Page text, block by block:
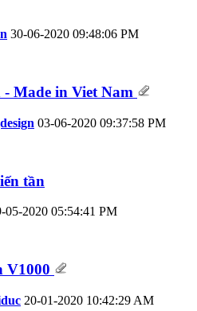
30-06-2020 09:48:06 PM
- Made in Viet Nam
03-06-2020 09:37:58 PM
tần
05-2020 05:54:41 PM
V1000
20-01-2020 10:42:29 AM